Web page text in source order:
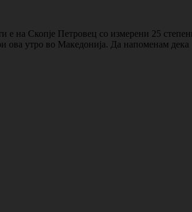
е на Скопје Петровец со измерени 25
ова утро во Македонија. Да напоменам дека